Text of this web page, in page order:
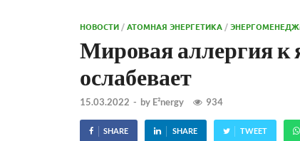
НОВОСТИ /АТОМНАЯ ЭНЕРГЕТИКА /
Мировая аллергия к
ослабевает
15.03.2022 - by E²nergy 934
SHARE SHARE TWEET